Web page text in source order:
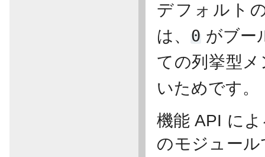
デフォルト
は、 0 がブー
ての列挙型
いためです。
機能 API に
のモジュー